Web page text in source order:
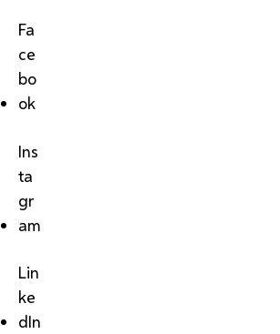
Fa
ce
bo
ok
Ins
ta
gr
am
Lin
ke
dIn